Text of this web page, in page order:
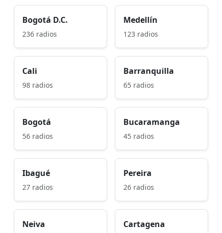
Bogotá D.C.
236 radios
Medellín
123 radios
Cali
98 radios
Barranquilla
65 radios
Bogotá
56 radios
Bucaramanga
45 radios
Ibagué
27 radios
Pereira
26 radios
Neiva Cartagena